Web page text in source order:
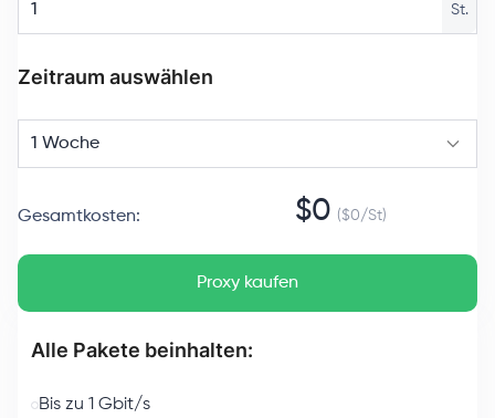
St.
Zeitraum auswählen
1 Woche
Gesamtkosten: $0 ($0/St)
Proxy kaufen
Alle Pakete beinhalten:
Bis zu 1 Gbit/s